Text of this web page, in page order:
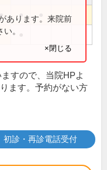
● ●
あります。来院前
。
×閉じる
すので、当院HPよ
ます。予約がない方
初診・再診電話受付